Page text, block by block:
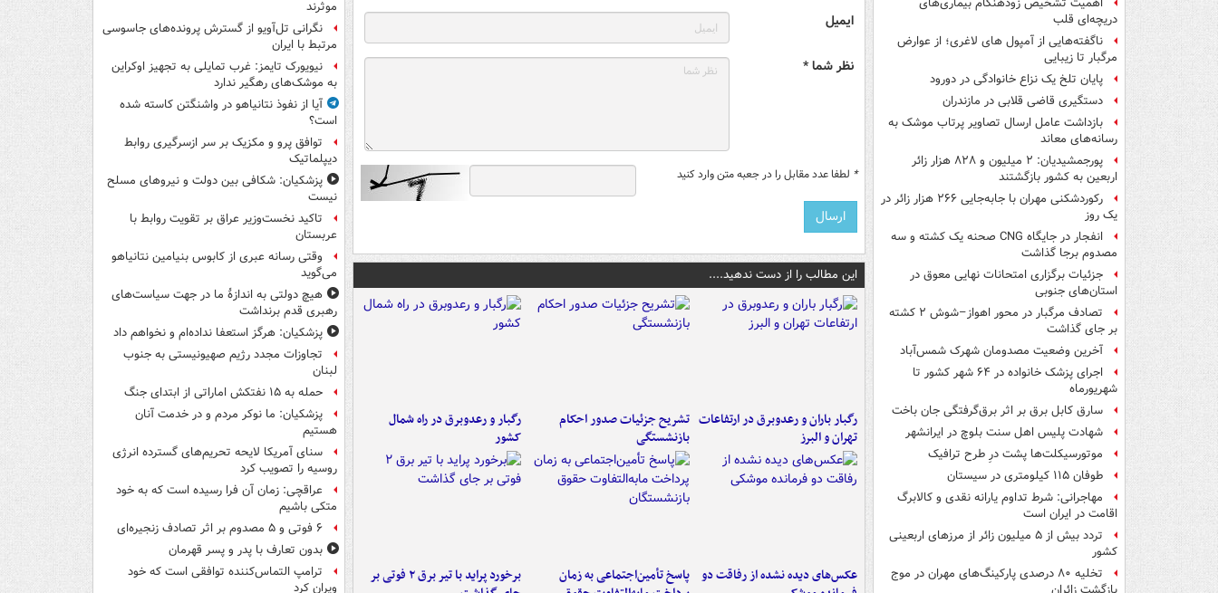
اهمیت تشخیص زودهنگام بیماری‌های
دریچه‌ای قلب
ناگفته‌هایی از آمپول های لاغری؛ از عوارض
مرگبار تا زیبایی
پایان تلخ یک نزاع خانوادگی در دورود
دستگیری قاضی قلابی در مازندران
بازداشت عامل ارسال تصاویر پرتاب موشک به
رسانه‌های معاند
پورجمشیدیان: ۲ میلیون و ۸۲۸ هزار زائر
اربعین به کشور بازگشتند
رکوردشکنی مهران با جابه‌جایی ۲۶۶ هزار زائر در
یک روز
انفجار در جایگاه CNG صحنه یک کشته و سه
مصدوم برجا گذاشت
جزئیات برگزاری امتحانات نهایی معوق در
استان‌های جنوبی
تصادف مرگبار در محور اهواز–شوش ۲ کشته
بر جای گذاشت
آخرین وضعیت مصدومان شهرک شمس‌آباد
اجرای پزشک خانواده در ۶۴ شهر کشور تا
شهریورماه
سارق کابل برق بر اثر برق‌گرفتگی جان باخت
شهادت پلیس اهل سنت بلوچ در ایرانشهر
موتورسیکلت‌ها پشت درِ طرح ترافیک
طوفان ۱۱۵ کیلومتری در سیستان
مهاجرانی: شرط تداوم یارانه نقدی و کالابرگ
اقامت در ایران است
تردد بیش از ۵ میلیون زائر از مرزهای اربعینی
کشور
تخلیه ۸۰ درصدی پارکینگ‌های مهران در موج
ایمیل
نظر شما *
* لطفا عدد مقابل را در جعبه متن وارد کنید
این مطالب را از دست ندهید....
رگبار باران و رعدوبرق در ارتفاعات
تهران و البرز
تشریح جزئیات صدور احکام
بازنشستگی
رگبار و رعدوبرق در راه شمال
کشور
عکس‌های دیده نشده از رفاقت دو پاسخ تأمین‌اجتماعی به زمان
برخورد پراید با تیر برق ۲ فوتی بر
موثرند
نگرانی تل‌آویو از گسترش پرونده‌های جاسوسی
مرتبط با ایران
نیویورک تایمز: غرب تمایلی به تجهیز اوکراین
به موشک‌های رهگیر ندارد
آیا از نفوذ نتانیاهو در واشنگتن کاسته شده
است؟
توافق پرو و مکزیک بر سر ازسرگیری روابط
دیپلماتیک
پزشکیان: شکافی بین دولت و نیروهای مسلح
نیست
تاکید نخست‌وزیر عراق بر تقویت روابط با
عربستان
وقتی رسانه عبری از کابوس بنیامین نتانیاهو
می‌گوید
هیچ دولتی به اندازۀ ما در جهت سیاست‌های
رهبری قدم برنداشت
پزشکیان: هرگز استعفا نداده‌ام و نخواهم داد
تجاوزات مجدد رژیم صهیونیستی به جنوب
لبنان
حمله به ۱۵ نفتکش‌ اماراتی از ابتدای جنگ
پزشکیان: ما نوکر مردم و در خدمت آنان
هستیم
سنای آمریکا لایحه تحریم‌های گسترده انرژی
روسیه را تصویب کرد
عراقچی: زمان آن فرا رسیده است که به خود
متکی باشیم
۶ فوتی و ۵ مصدوم بر اثر تصادف زنجیره‌ای
بدون تعارف با پدر و پسر قهرمان
ترامپ التماس‌کننده توافقی است که خود
ویران کرد